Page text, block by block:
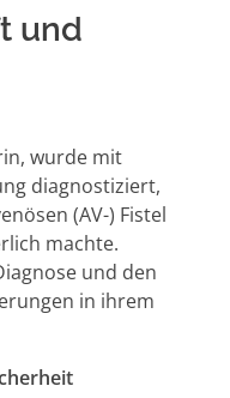
und
wurde mit
diagnostiziert,
(AV-) Fistel
machte.
und den
in ihrem